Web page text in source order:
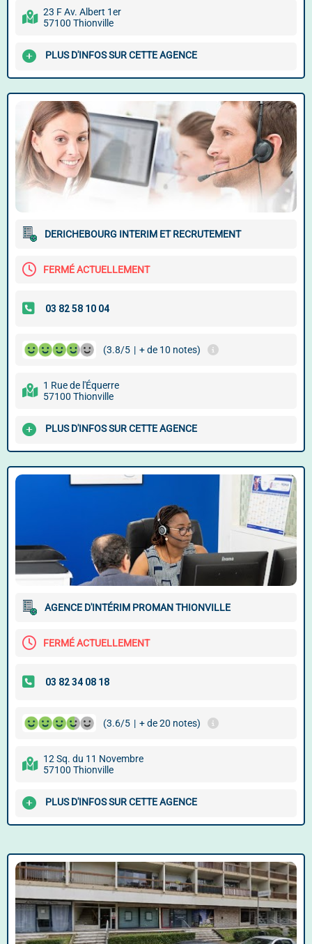
23 F Av. Albert 1er
57100 Thionville
PLUS D'INFOS SUR CETTE AGENCE
DERICHEBOURG INTERIM ET RECRUTEMENT
FERMÉ ACTUELLEMENT
(3.8/5 | + de 10 notes)
1 Rue de l'Équerre
57100 Thionville
PLUS D'INFOS SUR CETTE AGENCE
AGENCE D'INTÉRIM PROMAN THIONVILLE
FERMÉ ACTUELLEMENT
(3.6/5 | + de 20 notes)
12 Sq. du 11 Novembre
57100 Thionville
PLUS D'INFOS SUR CETTE AGENCE